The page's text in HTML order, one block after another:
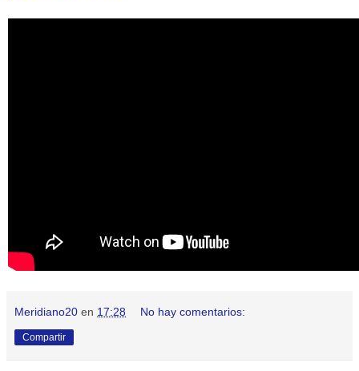
Meridiano20 en 17:28 No hay comentarios:
Compartir